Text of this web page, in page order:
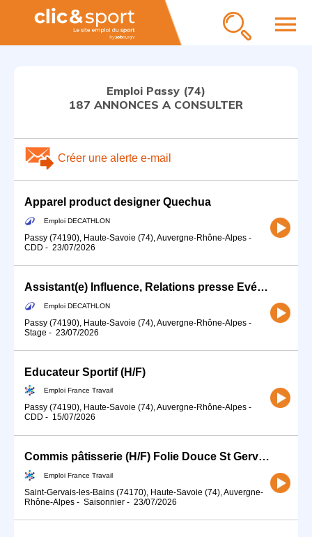
menu
Emploi Passy (74)
187 ANNONCES A CONSULTER
Créer une alerte e-mail
Apparel product designer Quechua
Emploi DECATHLON
Passy (74190), Haute-Savoie (74), Auvergne-Rhône-Alpes -
CDD - 23/07/2026
Assistant(e) Influence, Relations presse Evénementiel - Stage 6 mois
Emploi DECATHLON
Passy (74190), Haute-Savoie (74), Auvergne-Rhône-Alpes -
Stage - 23/07/2026
Educateur Sportif (H/F)
Emploi France Travail
Passy (74190), Haute-Savoie (74), Auvergne-Rhône-Alpes -
CDD - 15/07/2026
Commis pâtisserie (H/F) Folie Douce St Gervais
Emploi France Travail
Saint-Gervais-les-Bains (74170), Haute-Savoie (74), Auvergne-
Rhône-Alpes - Saisonnier - 23/07/2026